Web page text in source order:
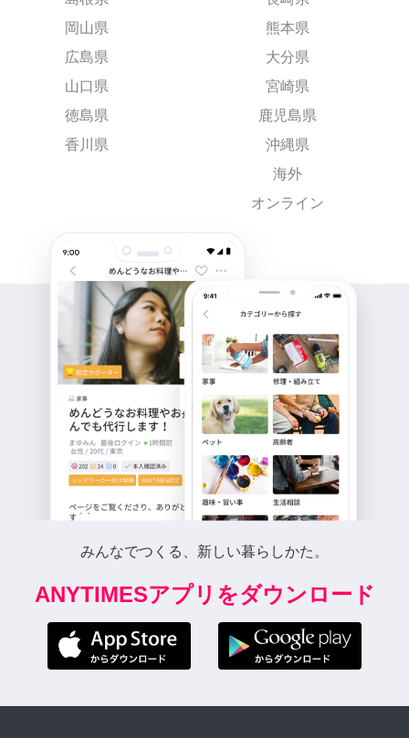
岡山県
広島県
山口県
徳島県
香川県
熊本県
大分県
宮崎県
鹿児島県
沖縄県
海外
オンライン
みんなでつくる、新しい暮らしかた。
ANYTIMESアプリをダウンロード